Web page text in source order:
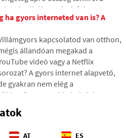
pénztárcából, amelyek fokozatosan
magas összegekké
friss adatokra támaszkodunk,
a szakadékot a
és a valóság között, és
konkrét lépést kínálunk annak
hogy nagyobb kontroll
ha gyors interneted van is? A
kapcsolatod van otthon,
állandóan megakad a
videó vagy a Netflix
A gyors internet alapvető,
gyakran nem elég a
zökkenőmentes videónézéshez. A
problémát az üres gyorsítótár
amely nem bírja ellátni az
AT ES